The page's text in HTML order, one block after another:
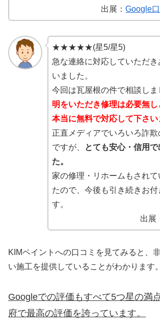
出展：Google口
★★★★★(星5/星5)
急な連絡に対応していただ
いました。
今回は瓦屋根の件で相談しま
明をいただき修理は必要無
本当に無料で対応して下さい
正直メディアでいろいろ詐
ですが、
とても安心・信用
た。
家の修理・リホームもされて
たので、今後も引き続きお
す。
出展
KIMペイントへの口コミを見てみると、
い施工を提供していることがわかります。
Googleでの評価もすべて5つ星の満
府で最高の評価を誇っています。